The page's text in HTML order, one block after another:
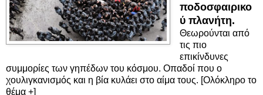
ποδοσφαιρικο
ύ πλανήτη.
Θεωρούνται από
τις πιο
επικίνδυνες
συμμορίες των γηπέδων του κόσμου. Οπαδοί που ο
χουλιγκανισμός και η βία κυλάει στο αίμα τους. [Ολόκληρο το
θέμα +]